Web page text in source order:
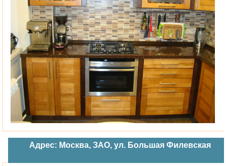
Адрес: Москва, ЗАО, ул. Большая Филевская